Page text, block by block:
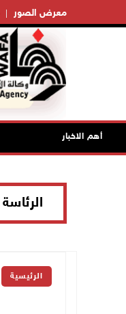
معرض الصور
أهم الاخبار
الرئاسة
الرئيسية